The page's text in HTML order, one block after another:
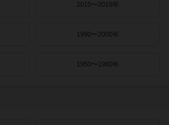
2010〜2015年
1990〜2000年
1950〜1980年